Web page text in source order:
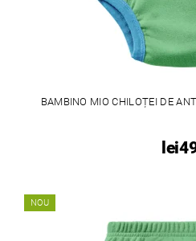
BAMBINO MIO CHILOȚEI DE
NOU